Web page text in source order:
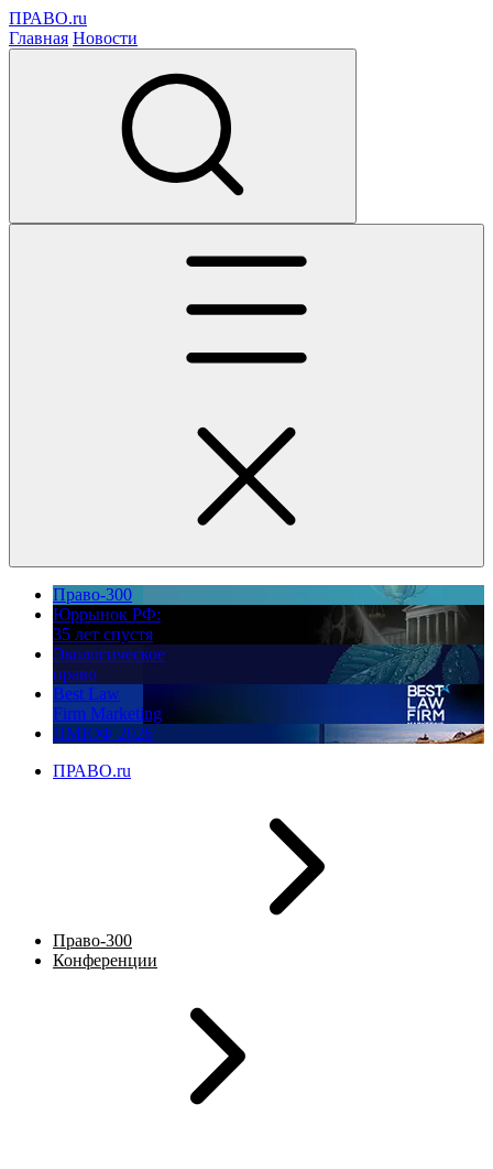
ПРАВО.ru
Главная Новости
Право-300
Юррынок РФ:
35 лет спустя
Экологическое
право
Best Law
Firm Marketing
ПМЮФ 2026
ПРАВО.ru
Право-300
Конференции